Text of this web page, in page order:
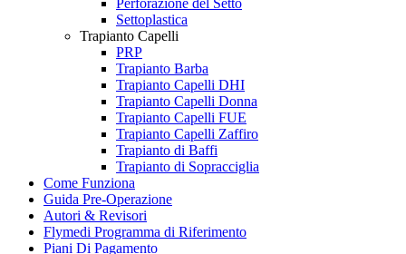
Settoplastica
Trapianto Capelli
PRP
Trapianto Barba
Trapianto Capelli DHI
Trapianto Capelli Donna
Trapianto Capelli FUE
Trapianto Capelli Zaffiro
Trapianto di Baffi
Trapianto di Sopracciglia
Come Funziona
Guida Pre-Operazione
Autori & Revisori
Flymedi Programma di Riferimento
Piani Di Pagamento